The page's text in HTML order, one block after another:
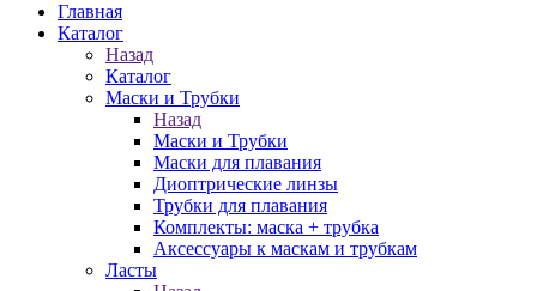
Главная
Каталог
Назад
Каталог
Маски и Трубки
Назад
Маски и Трубки
Маски для плавания
Диоптрические линзы
Трубки для плавания
Комплекты: маска + трубка
Аксессуары к маскам и трубкам
Ласты